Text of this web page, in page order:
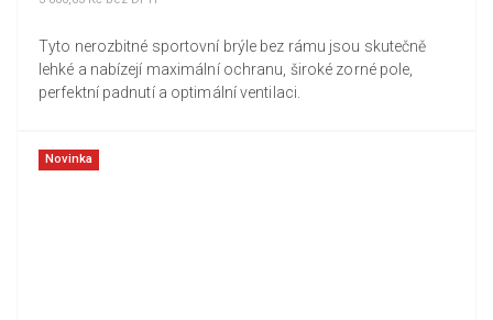
Tyto nerozbitné sportovní brýle bez rámu jsou skutečně
lehké a nabízejí maximální ochranu, široké zorné pole,
perfektní padnutí a optimální ventilaci.
Novinka